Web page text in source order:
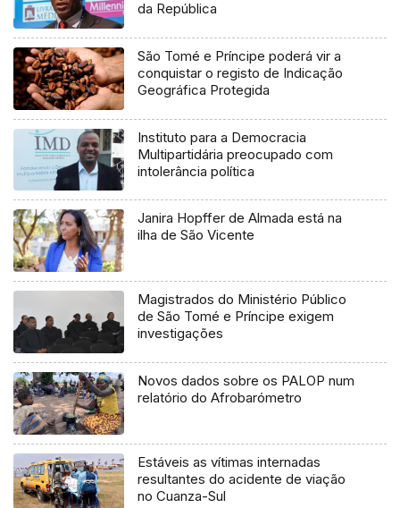
da República
São Tomé e Príncipe poderá vir a
conquistar o registo de Indicação
Geográfica Protegida
Instituto para a Democracia
Multipartidária preocupado com
intolerância política
Janira Hopffer de Almada está na
ilha de São Vicente
Magistrados do Ministério Público
de São Tomé e Príncipe exigem
investigações
Novos dados sobre os PALOP num
relatório do Afrobarómetro
Estáveis as vítimas internadas
resultantes do acidente de viação
no Cuanza-Sul